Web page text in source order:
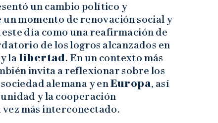
un cambio político y
momento de renovación social y
día como una reafirmación de
de los logros alcanzados en
y lalibertad. En un contexto más
invita a reflexionar sobre los
alemana y enEuropa, así
y la cooperación
más interconectado.